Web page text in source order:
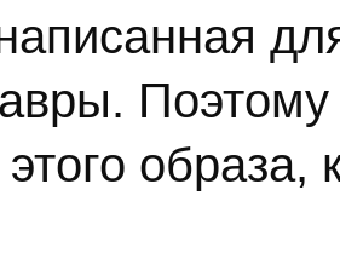
образа,